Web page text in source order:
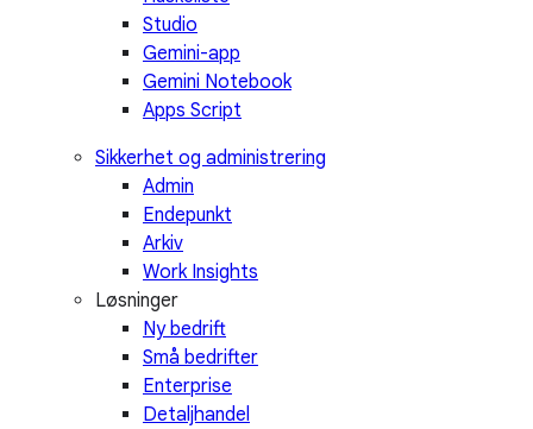
Studio
Gemini-app
Gemini Notebook
Apps Script
Sikkerhet og administrering
Admin
Endepunkt
Arkiv
Work Insights
Løsninger
Ny bedrift
Små bedrifter
Enterprise
Detaljhandel